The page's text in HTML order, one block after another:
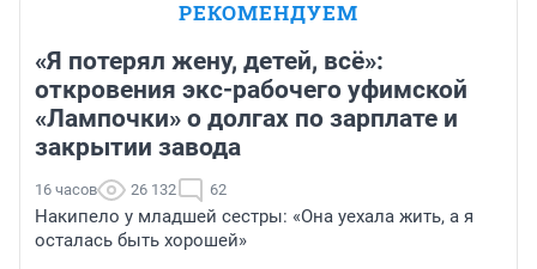
РЕКОМЕНДУЕМ
«Я потерял жену, детей, всё»:
откровения экс-рабочего уфимской
«Лампочки» о долгах по зарплате и
закрытии завода
16 часов 26 132 62
Накипело у младшей сестры: «Она уехала жить, а я
осталась быть хорошей»